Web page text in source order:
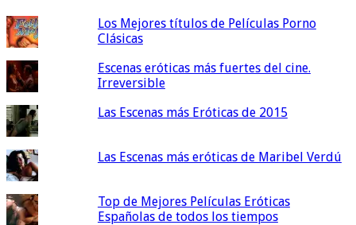
Los Mejores títulos de Películas Porno
Clásicas
Escenas eróticas más fuertes del cine.
Irreversible
Las Escenas más Eróticas de 2015
Las Escenas más eróticas de Maribel Verdú
Top de Mejores Películas Eróticas
Españolas de todos los tiempos